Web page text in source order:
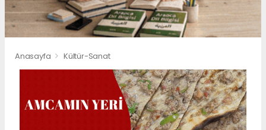
Anasayfa Kültür-Sanat